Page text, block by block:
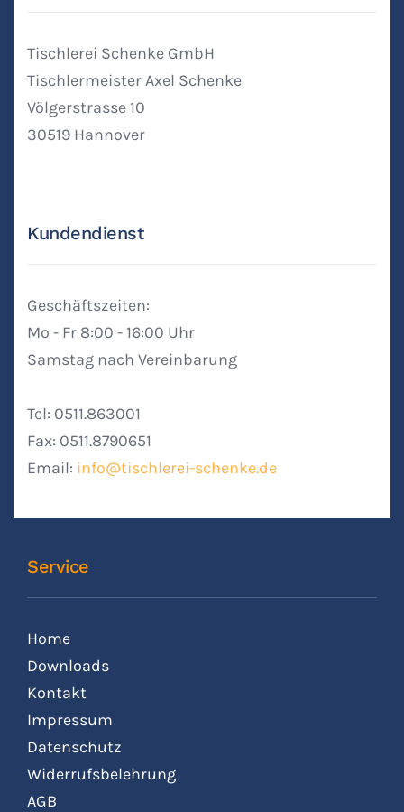
Tischlerei Schenke GmbH
Tischlermeister Axel Schenke
Völgerstrasse 10
30519 Hannover
Kundendienst
Geschäftszeiten:
Mo - Fr 8:00 - 16:00 Uhr
Samstag nach Vereinbarung
Tel: 0511.863001
Fax: 0511.8790651
Email: info@tischlerei-schenke.de
Service
Home
Downloads
Kontakt
Impressum
Datenschutz
Widerrufsbelehrung
AGB